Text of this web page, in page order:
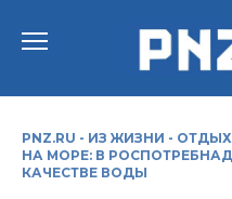
PNZ.RU - ИЗ ЖИЗНИ -
НА МОРЕ: В
КАЧЕСТВЕ ВОДЫ